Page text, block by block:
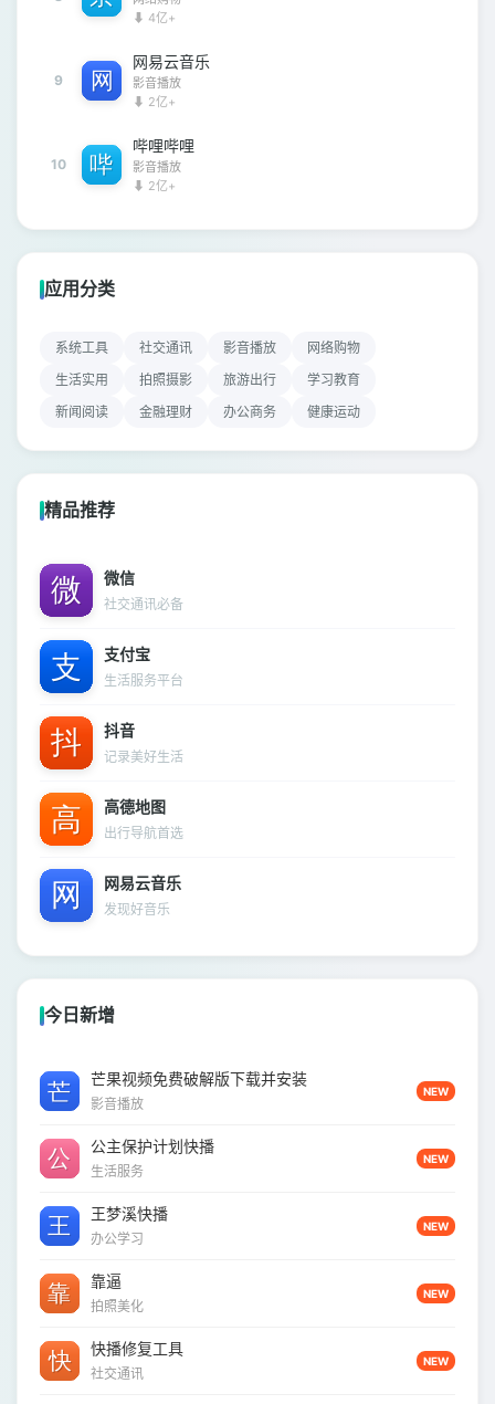
⬇ 4亿+
9
网易云音乐
影音播放
⬇ 2亿+
10
哔哩哔哩
影音播放
⬇ 2亿+
应用分类
系统工具 社交通讯 影音播放
网络购物
生活实用
拍照摄影 旅游出行
学习教育
新闻阅读
金融理财 办公商务 健康运动
精品推荐
微信
社交通讯必备
支付宝
生活服务平台
抖音
记录美好生活
高德地图
出行导航首选
网易云音乐
发现好音乐
今日新增
芒果视频免费破解版下载并安装
影音播放
NEW
公主保护计划快播
生活服务
NEW
王梦溪快播
办公学习
NEW
靠逼
拍照美化
NEW
快播修复工具
社交通讯
NEW